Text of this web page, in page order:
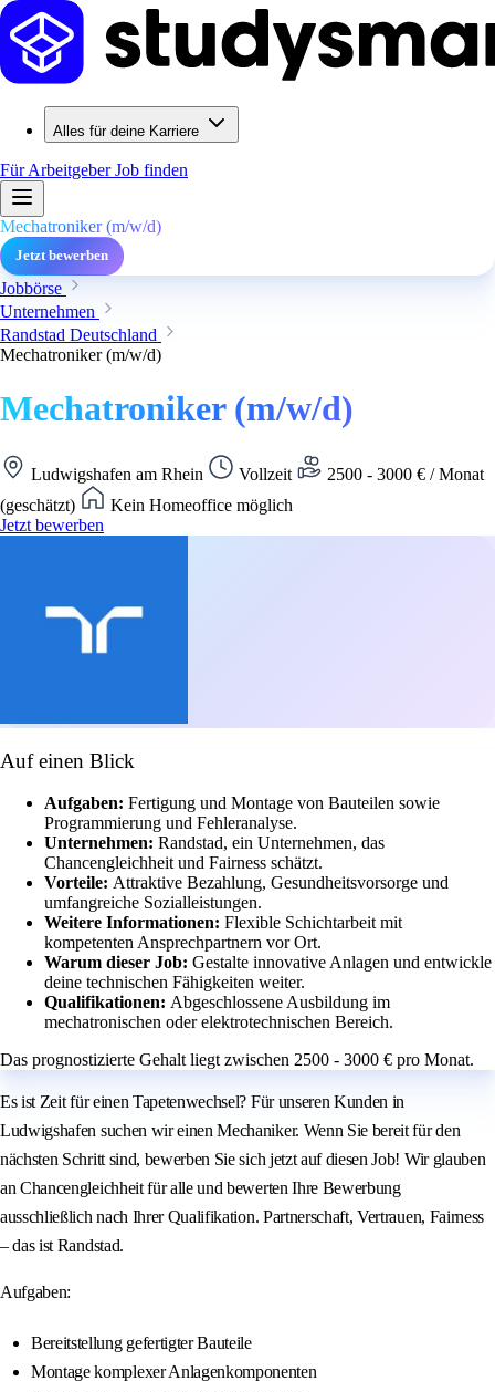
Alles für deine Karriere
Für ArbeitgeberJob finden
Mechatroniker (m/w/d)
Jetzt bewerben
Jobbörse
Unternehmen
Randstad Deutschland
Mechatroniker (m/w/d)
Mechatroniker (m/w/d)
Ludwigshafen am Rhein Vollzeit
2500 - 3000 € / Monat
(geschätzt)
Kein Homeoffice möglich
Jetzt bewerben
Auf einen Blick
Aufgaben: Fertigung und Montage von Bauteilen sowie
Programmierung und Fehleranalyse.
Unternehmen: Randstad, ein Unternehmen, das
Chancengleichheit und Fairness schätzt.
Vorteile: Attraktive Bezahlung, Gesundheitsvorsorge und
umfangreiche Sozialleistungen.
Weitere Informationen: Flexible Schichtarbeit mit
kompetenten Ansprechpartnern vor Ort.
Warum dieser Job: Gestalte innovative Anlagen und entwickle
deine technischen Fähigkeiten weiter.
Qualifikationen: Abgeschlossene Ausbildung im
mechatronischen oder elektrotechnischen Bereich.
Das prognostizierte Gehalt liegt zwischen 2500 - 3000 € pro Monat.
Es ist Zeit für einen Tapetenwechsel? Für unseren Kunden in
Ludwigshafen suchen wir einen Mechaniker. Wenn Sie bereit für den
nächsten Schritt sind, bewerben Sie sich jetzt auf diesen Job! Wir glauben
an Chancengleichheit für alle und bewerten Ihre Bewerbung
ausschließlich nach Ihrer Qualifikation. Partnerschaft, Vertrauen, Fairness
– das ist Randstad.
Aufgaben:
Bereitstellung gefertigter Bauteile
Montage komplexer Anlagenkomponenten